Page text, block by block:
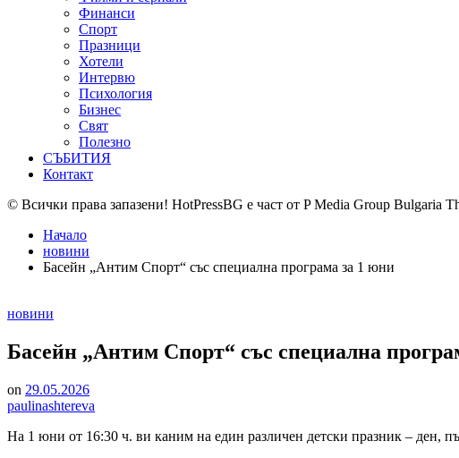
Финанси
Спорт
Празници
Хотели
Интервю
Психология
Бизнес
Свят
Полезно
СЪБИТИЯ
Контакт
© Всички права запазени! HotPressBG е част от P Media Group Bulgaria
Начало
новини
Басейн „Антим Спорт“ със специална програма за 1 юни
Posted
новини
Басейн „Антим Спорт“ със специална
on 29.05.2026
paulinashtereva
На 1 юни от 16:30 ч. ви каним на един различен детски празник – ден,